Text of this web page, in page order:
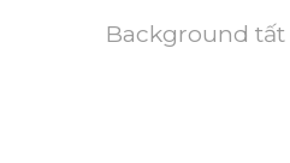
Background